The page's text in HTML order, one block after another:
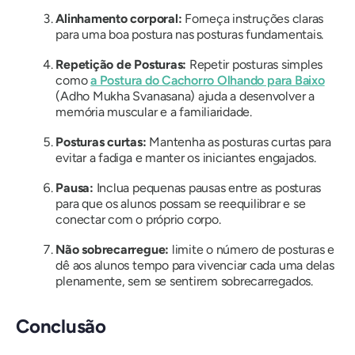
Alinhamento corporal: Forneça instruções claras
para uma boa postura nas posturas fundamentais.
Repetição de Posturas: Repetir posturas simples
comoa Postura do Cachorro Olhando para Baixo
(Adho Mukha Svanasana) ajuda a desenvolver a
memória muscular e a familiaridade.
Posturas curtas: Mantenha as posturas curtas para
evitar a fadiga e manter os iniciantes engajados.
Pausa: Inclua pequenas pausas entre as posturas
para que os alunos possam se reequilibrar e se
conectar com o próprio corpo.
Não sobrecarregue: limite o número de posturas e
dê aos alunos tempo para vivenciar cada uma delas
plenamente, sem se sentirem sobrecarregados.
Conclusão